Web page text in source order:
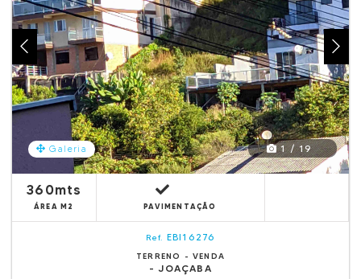
Galeria 1 / 19
360mts
ÁREA M2 PAVIMENTAÇÃO
Ref. EBI16276
TERRENO - VENDA
- JOAÇABA